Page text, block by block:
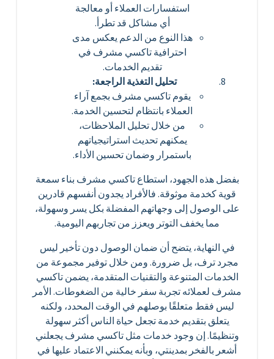
استفسارات العملاء أو معالجة
أي مشاكل قد تطرأ.
هذا النوع من الدعم يعكس مدى
احترافية تاكسي مشرف في
تقديم الخدمات.
تحليل التغذية الراجعة:
يقوم تاكسي مشرف بجمع آراء
العملاء بانتظام لتحسين الخدمة.
من خلال تحليل الملاحظات،
يمكنهم تحديث استراتيجياتهم
باستمرار وضمان تحسين الأداء.
بفضل هذه الجهود، استطاع تاكسي مشرف بناء سمعة
قوية كخدمة موثوقة. فالأفراد يجدون أنفسهم قادرين
على الوصول إلى وجهاتهم المفضلة بكل يسر وسهولة،
مما يخفف التوتر ويعزز من تجاربهم اليومية.
في النهاية، يتضح أن ضمان الوصول دون تأخير ليس
مجرد ترف، بل ضرورة. ومن خلال توفير مجموعة من
الخدمات المتنوعة والتقنيات المتقدمة، يضمن تاكسي
مشرف لعملائه تجربة سفر خالية من الضغوطات. الأمر
ليس فقط متعلقًا بوصلهم في الوقت المحدد، ولكنه
يتعلق بتقديم خدمة تجعل حياة الناس أكثر سهولة
وتنظيمًا. إن وجود خدمات مثل تاكسي مشرف يجعلني
أشعر بالفخر بمدينتي، وبأنه يمكنني الاعتماد عليها في